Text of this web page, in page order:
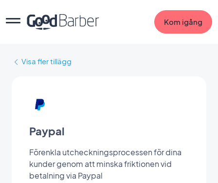
Kom igång
Visa fler tillägg
Paypal
Förenkla utcheckningsprocessen för dina
kunder genom att minska friktionen vid
betalning via Paypal